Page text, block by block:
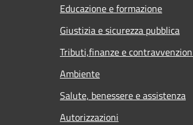
Educazione e formazione
Giustizia e sicurezza pubblica
Tributi,finanze e
Ambiente
Salute, benessere e assistenza
Autorizzazioni